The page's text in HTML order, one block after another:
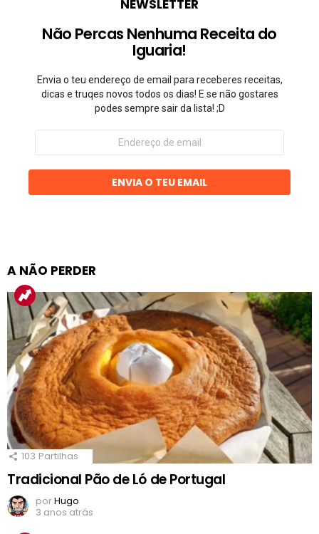
NEWSLETTER
Não Percas Nenhuma Receita do
Iguaria!
Envia o teu endereço de email para receberes receitas,
dicas e truqes novos todos os dias! E se não gostares
podes sempre sair da lista! ;D
Endereço
email
ENVIA O TEU EMAIL
A NÃO PERDER
103 Partilhas
Tradicional Pão de Ló de Portugal
porHugo
3 anos atrás